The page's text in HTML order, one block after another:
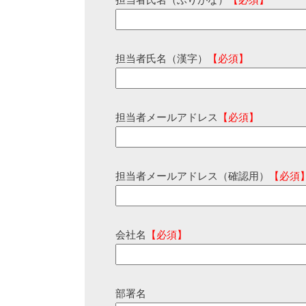
担当者氏名（漢字） 【必須】
担当者メールアドレス 【必須】
担当者メールアドレス（確認用） 【必須
会社名 【必須】
部署名